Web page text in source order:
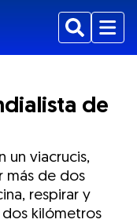
BuscarMenu
de
un viacrucis,
más de dos
respirar y
kilómetros